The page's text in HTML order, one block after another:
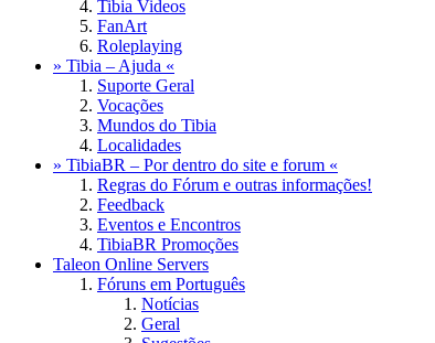
Tibia Videos
FanArt
Roleplaying
» Tibia – Ajuda «
Suporte Geral
Vocações
Mundos do Tibia
Localidades
» TibiaBR – Por dentro do site e forum «
Regras do Fórum e outras informações!
Feedback
Eventos e Encontros
TibiaBR Promoções
Taleon Online Servers
Fóruns em Português
Notícias
Geral